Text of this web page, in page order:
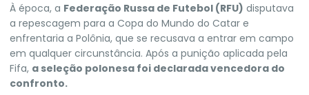
À época, a Federação Russa de Futebol (RFU) disputava
a repescagem para a Copa do Mundo do Catar e
enfrentaria a Polônia, que se recusava a entrar em campo
em qualquer circunstância. Após a punição aplicada pela
Fifa, a seleção polonesa foi declarada vencedora do
confronto.